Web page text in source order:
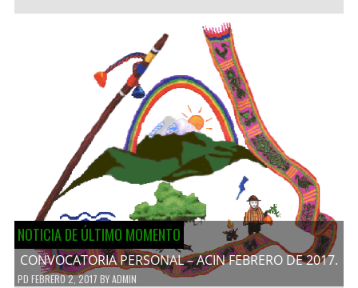
NOTICIA DE ÚLTIMO MOMENTO
CONVOCATORIA PERSONAL – ACIN FEBRERO DE 2017.
PD FEBRERO 2, 2017 BYADMIN